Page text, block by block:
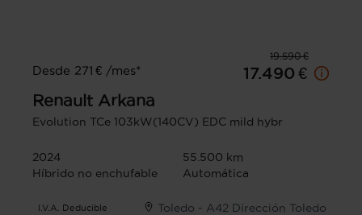
19.590 €
Desde 271 € /mes*
17.490 €
Renault Arkana
Evolution TCe 103kW(140CV) EDC mild hybr
2024
55.500 km
Híbrido no enchufable
Automática
I.V.A. Deducible Toledo - A42 Dirección Toledo